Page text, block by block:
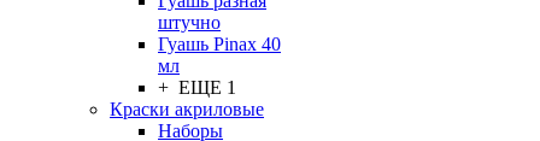
штучно
Гуашь Pinax 40
мл
+ ЕЩЕ 1
Краски акриловые
Наборы